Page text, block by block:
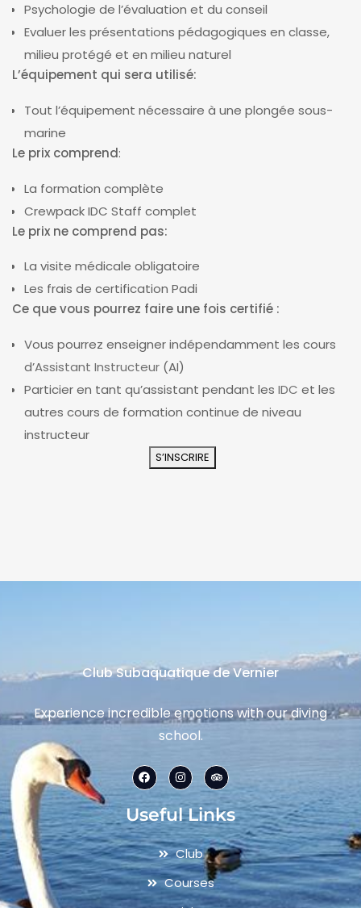
Psychologie de l’évaluation et du conseil
Evaluer les présentations pédagogiques en classe,
milieu protégé et en milieu naturel
L’équipement qui sera utilisé:
Tout l’équipement nécessaire à une plongée sous-
marine
Le prix comprend:
La formation complète
Crewpack IDC Staff complet
Le prix ne comprend pas:
La visite médicale obligatoire
Les frais de certification Padi
Ce que vous pourrez faire une fois certifié :
Vous pourrez enseigner indépendamment les cours
d’Assistant Instructeur (AI)
Particier en tant qu’assistant pendant les IDC et les
autres cours de formation continue de niveau
instructeur
S’INSCRIRE
Club Subaquatique de Vernier
Experience incredible emotions with our diving
school.
Useful Links
Club
Courses